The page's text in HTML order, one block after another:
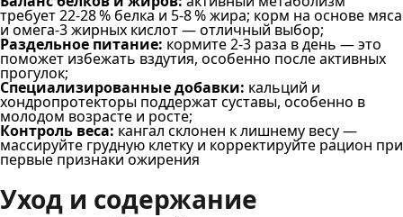
требует 22-28 % белка и 5-8 % жира; корм на основе мяса
и омега-3 жирных кислот — отличный выбор;
Раздельное питание: кормите 2-3 раза в день — это
поможет избежать вздутия, особенно после активных
прогулок;
Специализированные добавки: кальций и
хондропротекторы поддержат суставы, особенно в
молодом возрасте и росте;
Контроль веса: кангал склонен к лишнему весу —
массируйте грудную клетку и корректируйте рацион при
первые признаки ожирения
Уход и содержание